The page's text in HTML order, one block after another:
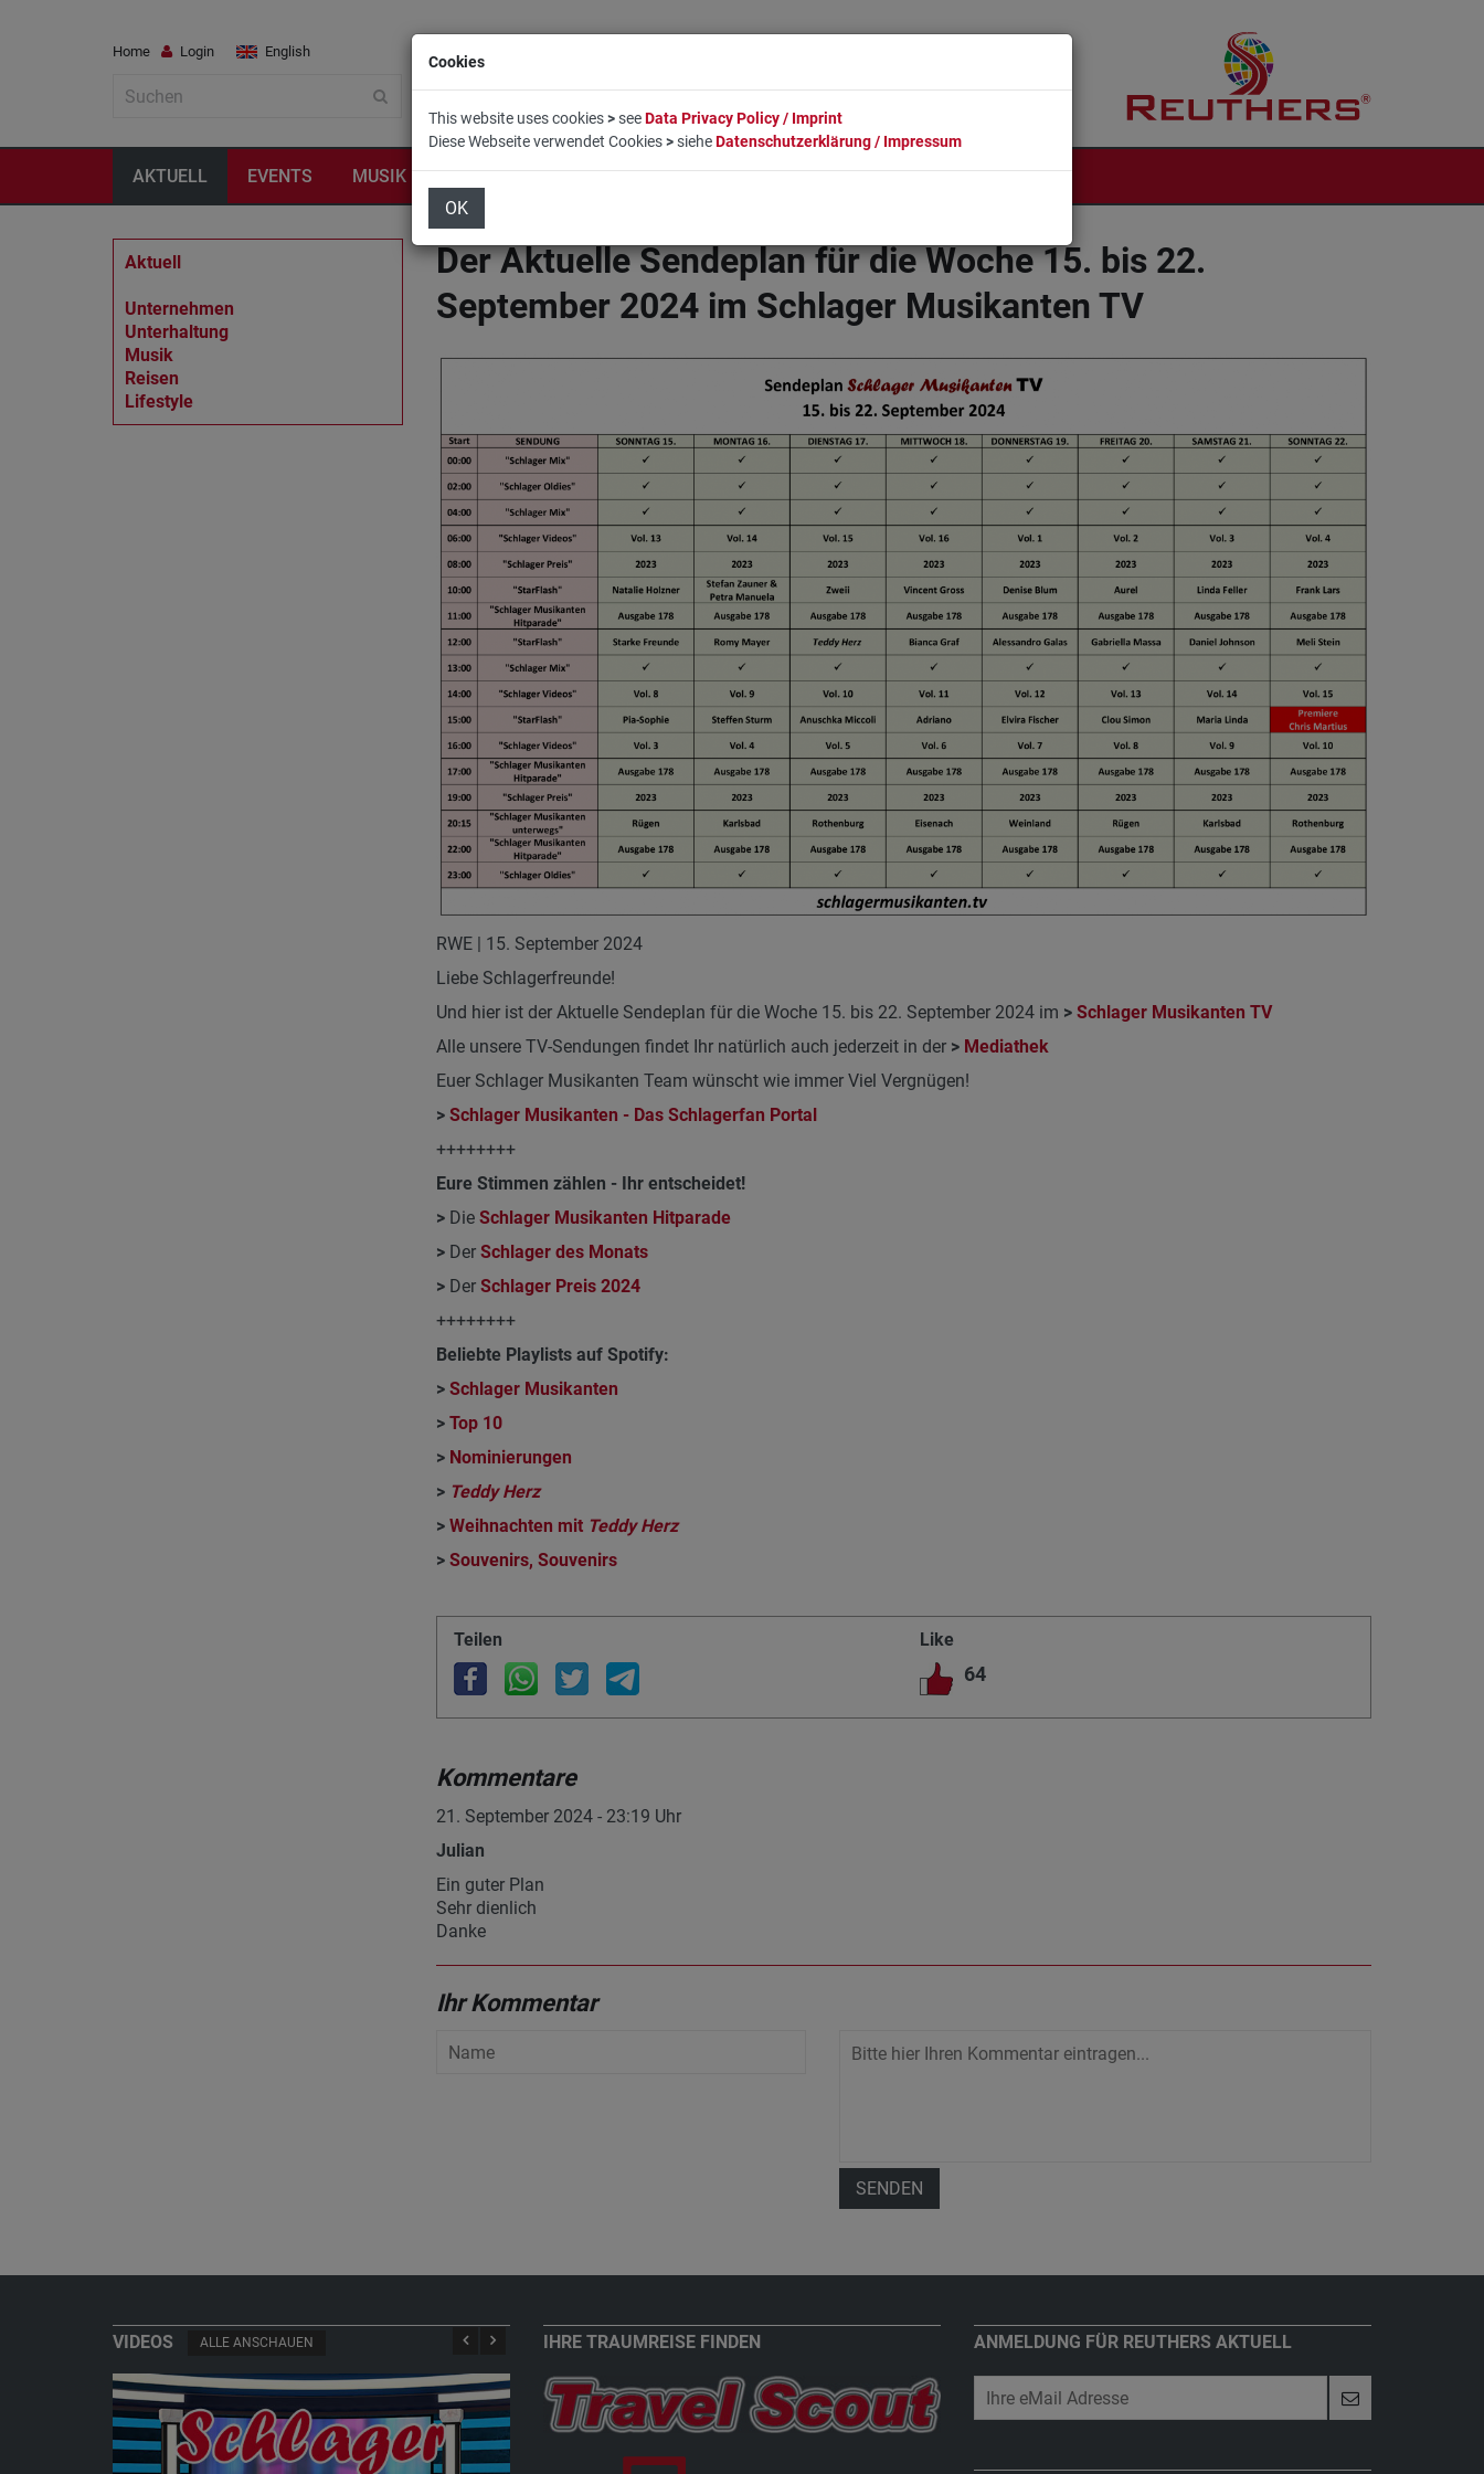
Home Login English
AKTUELL EVENTS MUSIK REISEN LIFESTYLE UNTERNEHMEN BUCHUNG KONTAKT
Aktuell
Unternehmen
Unterhaltung
Musik
Reisen
Lifestyle
Der Aktuelle Sendeplan für die Woche 15. bis 22.
September 2024 im Schlager Musikanten TV
RWE | 15. September 2024
Liebe Schlagerfreunde!
Und hier ist der Aktuelle Sendeplan für die Woche 15. bis 22. September 2024 im > Schlager Musikanten TV
Alle unsere TV-Sendungen findet Ihr natürlich auch jederzeit in der > Mediathek
Euer Schlager Musikanten Team wünscht wie immer Viel Vergnügen!
> Schlager Musikanten - Das Schlagerfan Portal
++++++++
Eure Stimmen zählen - Ihr entscheidet!
>Die Schlager Musikanten Hitparade
>Der Schlager des Monats
>Der Schlager Preis2024
++++++++
Beliebte Playlists auf Spotify:
> Schlager Musikanten
> Top 10
> Nominierungen
> Teddy Herz
> Weihnachten mit Teddy Herz
> Souvenirs, Souvenirs
Teilen Like
64
Kommentare
21. September 2024 - 23:19 Uhr
Julian
Ein guter Plan
Sehr dienlich
Danke
Ihr Kommentar
SENDEN
VIDEOS ALLE ANSCHAUEN IHRE TRAUMREISE FINDEN ANMELDUNG FÜR REUTHERS AKTUELL
Cookies
This website uses cookies>seeData Privacy Policy / Imprint
Diese Webseite verwendet Cookies>sieheDatenschutzerklärung / Impressum
OK